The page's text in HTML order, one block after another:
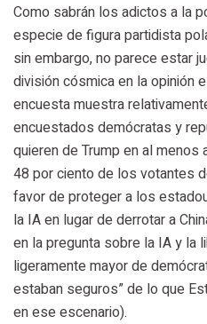
Como sabrán los adictos a la
especie de figura partidista
sin embargo, no parece estar
división cósmica en la opinión
encuesta muestra
encuestados demócratas y
quieren de Trump en al
48 por ciento de los votantes
favor de proteger a los
la IA en lugar de derrotar a
en la pregunta sobre la IA y la
ligeramente mayor de
estaban seguros” de lo que
en ese escenario).